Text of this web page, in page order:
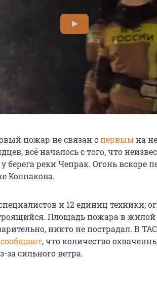
пожар не связан спервымна
всё началось с того, что
реки Чепрак. Огонь вскоре
Колпакова.
и 12 единиц техники;
Площадь пожара в жилой
никто не пострадал. В
сообщают, что количество
за сильного ветра.